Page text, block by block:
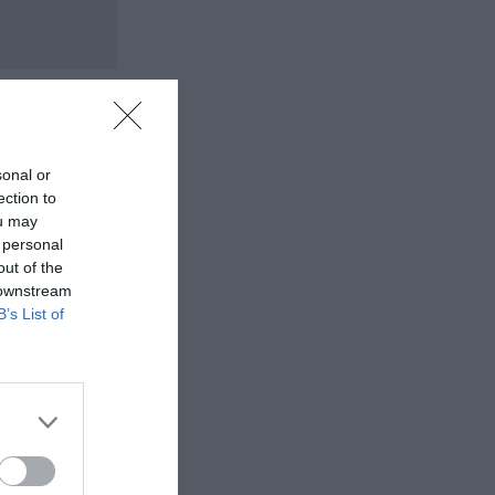
or
to
may
of the
List of